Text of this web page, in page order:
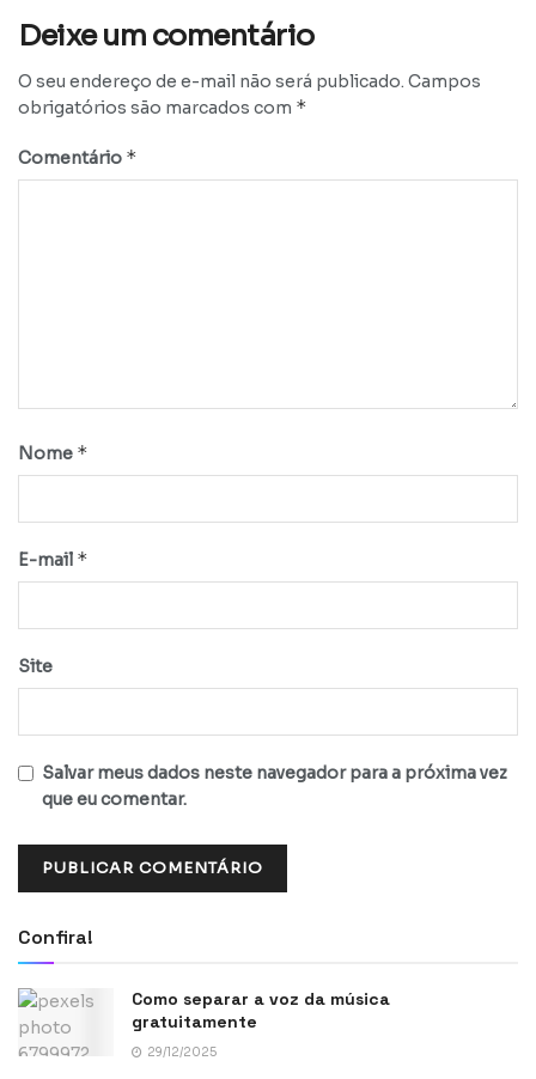
Deixe um comentário
O seu endereço de e-mail não será publicado. Campos
obrigatórios são marcados com *
Comentário *
Nome *
E-mail *
Site
Salvar meus dados neste navegador para a próxima vez
que eu comentar.
Confira!
Como separar a voz da música
gratuitamente
29/12/2025